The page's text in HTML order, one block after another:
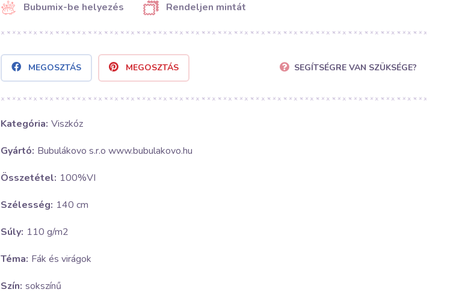
Bubumix-be helyezés Rendeljen mintát
MEGOSZTÁS MEGOSZTÁS SEGÍTSÉGRE VAN SZÜKSÉGE?
Kategória: Viszkóz
Gyártó: Bubulákovo s.r.o www.bubulakovo.hu
Összetétel: 100%VI
Szélesség: 140 cm
Súly: 110 g/m2
Téma: Fák és virágok
Szín: sokszínű